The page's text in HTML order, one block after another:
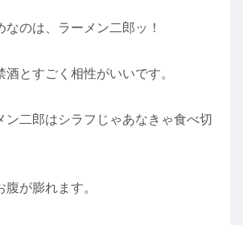
のは、ラーメン二郎ッ！
とすごく相性がいいです。
ン二郎はシラフじゃあなきゃ食べ切
が膨れます。